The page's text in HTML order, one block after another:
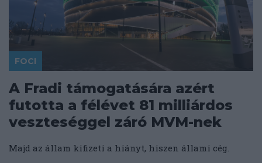
FOCI
A Fradi támogatására azért
futotta a félévet 81 milliárdos
veszteséggel záró MVM-nek
Majd az állam kifizeti a hiányt, hiszen állami cég.